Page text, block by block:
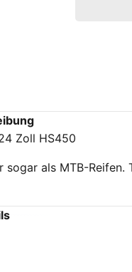
Zoll HS450
als MTB-